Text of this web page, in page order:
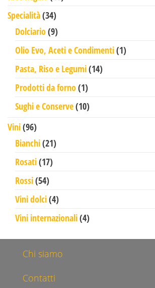
Specialità 3434 prodotti
Dolciario 99 prodotti
Olio Evo, Aceti e Condimenti 11 prodotto
Pasta, Riso e Legumi 1414 prodotti
Prodotti da forno 11 prodotto
Sughi e Conserve 1010 prodotti
Vini 9696 prodotti
Bianchi 2121 prodotti
Rosati 1717 prodotti
Rossi 5454 prodotti
Vini dolci 44 prodotti
Vini internazionali 44 prodotti
Chi siamo
Contatti